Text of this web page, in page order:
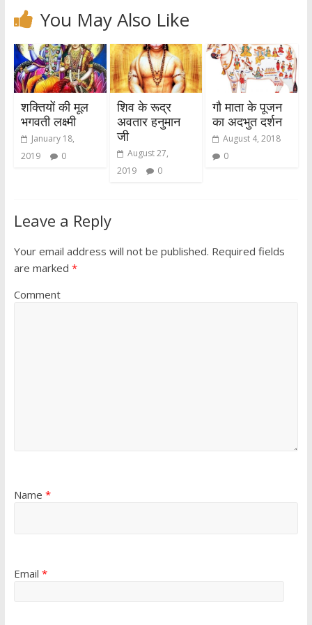
You May Also Like
शक्तियों की मूल
भगवती लक्ष्मी
January 18,
2019
0
शिव के रूद्र
अवतार हनुमान
जी
August 27,
2019
0
गौ माता के पूजन
का अदभुत दर्शन
August 4, 2018
0
Leave a Reply
Your email address will not be published. Required fields
are marked *
Comment
Name *
Email *